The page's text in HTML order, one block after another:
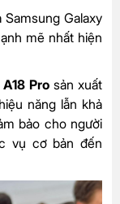
Galaxy
mẽ nhất hiện
Pro sản xuất
năng lẫn khả
bảo cho người
vụ cơ bản đến